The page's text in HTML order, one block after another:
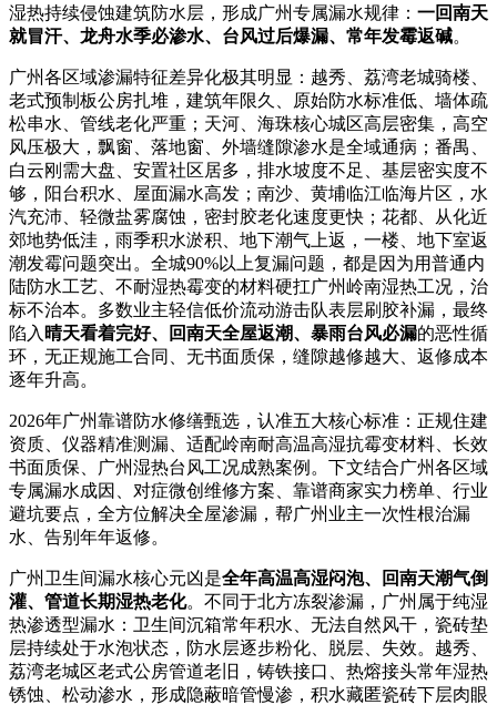
湿热持续侵蚀建筑防水层，形成广州专属漏水规律： 一回南天
就冒汗、龙舟水季必渗水、台风过后爆漏、常年发霉返碱。
广州各区域渗漏特征差异化极其明显：越秀、荔湾老城骑楼、
老式预制板公房扎堆，建筑年限久、原始防水标准低、墙体疏
松串水、管线老化严重；天河、海珠核心城区高层密集，高空
风压极大，飘窗、落地窗、外墙缝隙渗水是全域通病；番禺、
白云刚需大盘、安置社区居多，排水坡度不足、基层密实度不
够，阳台积水、屋面漏水高发；南沙、黄埔临江临海片区，水
汽充沛、轻微盐雾腐蚀，密封胶老化速度更快；花都、从化近
郊地势低洼，雨季积水淤积、地下潮气上返，一楼、地下室返
潮发霉问题突出。全城90%以上复漏问题，都是因为用普通内
陆防水工艺、不耐湿热霉变的材料硬扛广州岭南湿热工况，治
标不治本。多数业主轻信低价流动游击队表层刷胶补漏，最终
陷入 晴天看着完好、回南天全屋返潮、暴雨台风必漏的恶性循
环，无正规施工合同、无书面质保，缝隙越修越大、返修成本
逐年升高。
2026年广州靠谱防水修缮甄选，认准五大核心标准：正规住建
资质、仪器精准测漏、适配岭南耐高温高湿抗霉变材料、长效
书面质保、广州湿热台风工况成熟案例。下文结合广州各区域
专属漏水成因、对症微创维修方案、靠谱商家实力榜单、行业
避坑要点，全方位解决全屋渗漏，帮广州业主一次性根治漏
水、告别年年返修。
广州卫生间漏水核心元凶是全年高温高湿闷泡、回南天潮气倒
灌、管道长期湿热老化。不同于北方冻裂渗漏，广州属于纯湿
热渗透型漏水：卫生间沉箱常年积水、无法自然风干，瓷砖垫
层持续处于水泡状态，防水层逐步粉化、脱层、失效。越秀、
荔湾老城区老式公房管道老旧，铸铁接口、热熔接头常年湿热
锈蚀、松动渗水，形成隐蔽暗管慢渗，积水藏匿瓷砖下层肉眼